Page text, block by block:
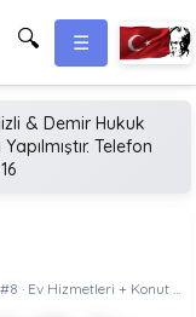
🔍 ☰
& Demir Hukuk
Telefon
+ Konut Kapıcılığı + Diğer Hususlar